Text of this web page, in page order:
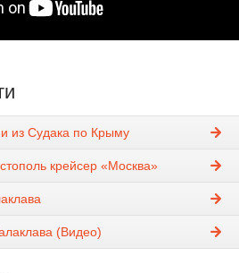
из Судака по Крыму
крейсер «Москва»
(Видео)